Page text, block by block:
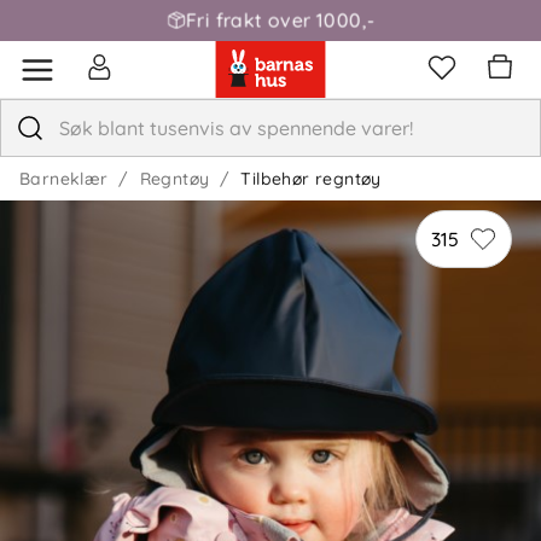
Fri frakt over 1000,-
Barneklær Regntøy Tilbehør regntøy
315